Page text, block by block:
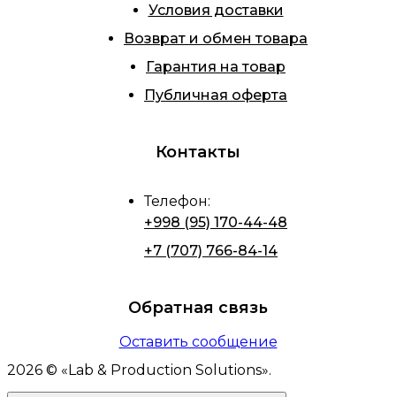
Условия доставки
Возврат и обмен товара
Гарантия на товар
Публичная оферта
Контакты
Телефон:
+998 (95) 170-44-48
+7 (707) 766-84-14
Обратная связь
Оставить сообщение
2026 © « Lab & Production Solutions».